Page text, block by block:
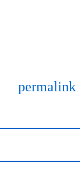
permalink